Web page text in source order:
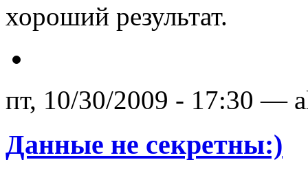
хороший результат.
пт, 10/30/2009 - 17:30 —
Данные не секретны:)